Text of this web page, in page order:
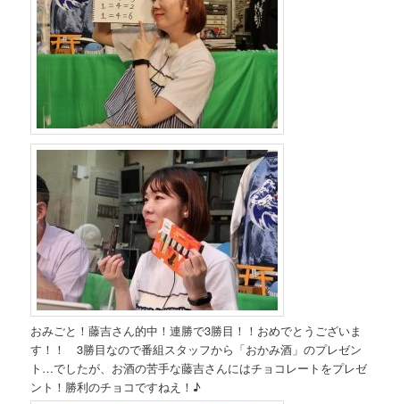
おみごと！藤吉さん的中！連勝で3勝目！！おめでとうございま
す！！ 3勝目なので番組スタッフから「おかみ酒」のプレゼン
ト…でしたが、お酒の苦手な藤吉さんにはチョコレートをプレゼ
ント！勝利のチョコですねえ！♪